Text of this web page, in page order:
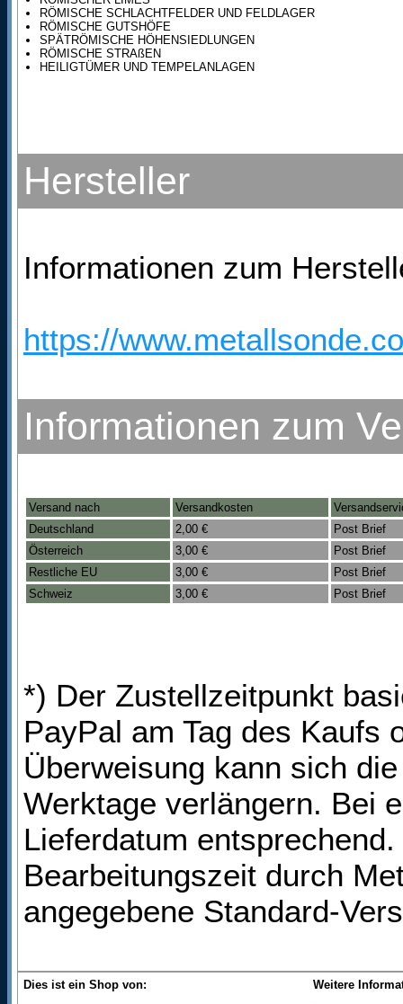
RÖMISCHE SCHLACHTFELDER UND FELDLAGER
RÖMISCHE GUTSHÖFE
SPÄTRÖMISCHE HÖHENSIEDLUNGEN
RÖMISCHE STRAßEN
HEILIGTÜMER UND TEMPELANLAGEN
Hersteller
Informationen zum
https://
Informationen zum
Versand nach Versandkosten
Deutschland
2,00 €
Post Brief
Österreich
3,00 €
Post Brief
Restliche EU
3,00 €
Post Brief
Schweiz
3,00 € Post Brief
*) Der Zustellzeitpunkt
PayPal am Tag des Kaufs
Überweisung kann sich
Werktage verlängern. Bei
Lieferdatum
Bearbeitungszeit durch
angegebene Standard-
Dies ist ein Shop von:
Weitere